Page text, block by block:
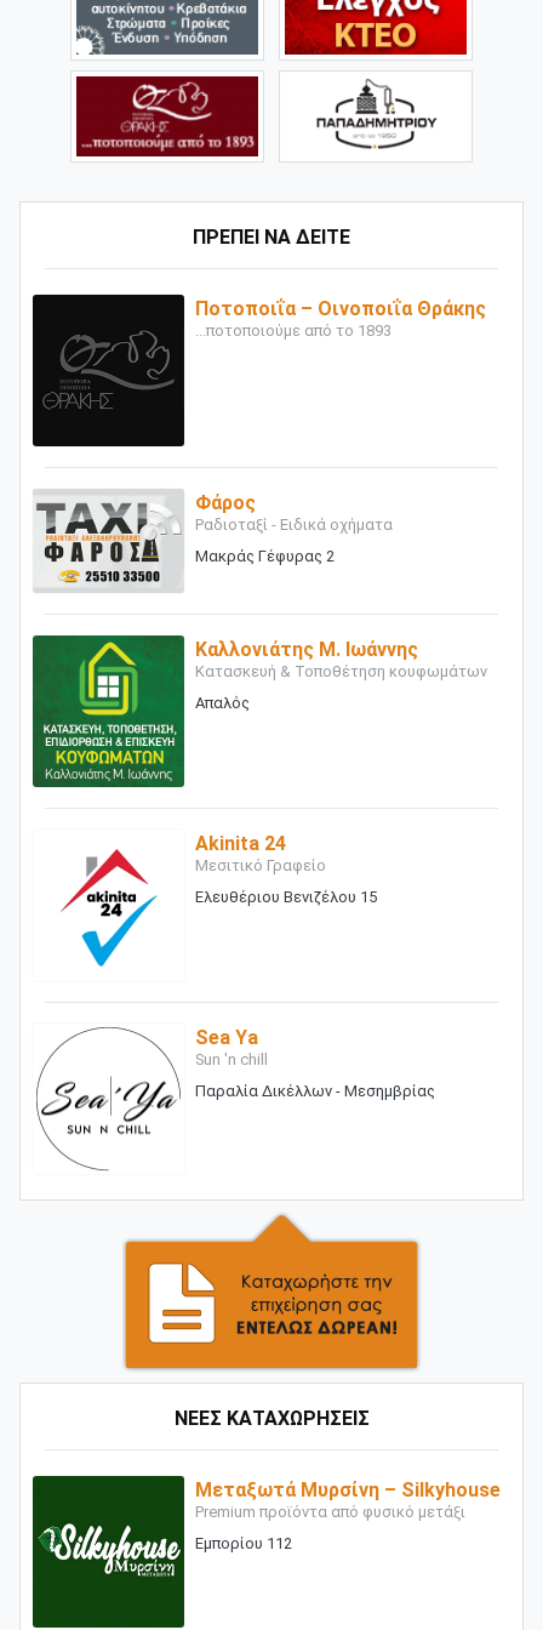
ΠΡΕΠΕΙ ΝΑ ΔΕΙΤΕ
Ποτοποιΐα – Οινοποιΐα Θράκης
...ποτοποιούμε από το 1893
Φάρος
Ραδιοταξί - Ειδικά οχήματα
Μακράς Γέφυρας 2
Καλλονιάτης Μ. Ιωάννης
Κατασκευή & Τοποθέτηση κουφωμάτων
Απαλός
Akinita 24
Μεσιτικό Γραφείο
Ελευθέριου Βενιζέλου 15
Sea Ya
Sun 'n chill
Παραλία Δικέλλων - Μεσημβρίας
ΝΕΕΣ ΚΑΤΑΧΩΡΗΣΕΙΣ
Μεταξωτά Μυρσίνη – Silkyhouse
Premium προϊόντα από φυσικό μετάξι
Εμπορίου 112